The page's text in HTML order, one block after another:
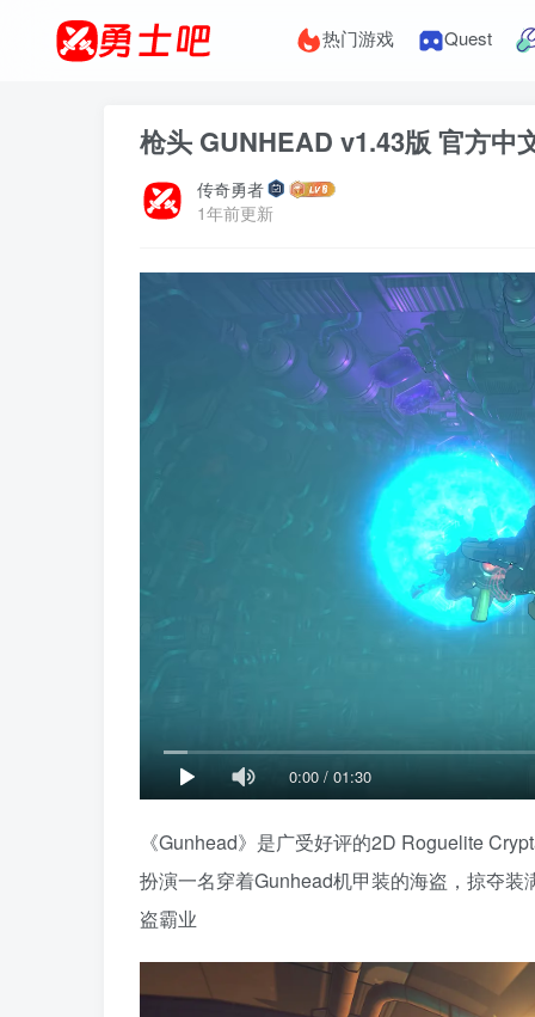
热门游戏 Quest
枪头 GUNHEAD v1.43版 官方中
传奇勇者
1年前更新
0:00/ 01:30
《Gunhead》是广受好评的2D Roguelite
扮演一名穿着Gunhead机甲装的海盗，掠夺
盗霸业